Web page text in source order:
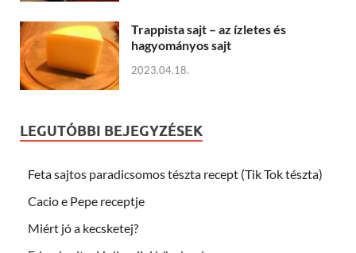
Trappista sajt – az ízletes és
hagyományos sajt
2023.04.18.
LEGUTÓBBI BEJEGYZÉSEK
Feta sajtos paradicsomos tészta recept (Tik Tok tészta)
Cacio e Pepe receptje
Miért jó a kecsketej?